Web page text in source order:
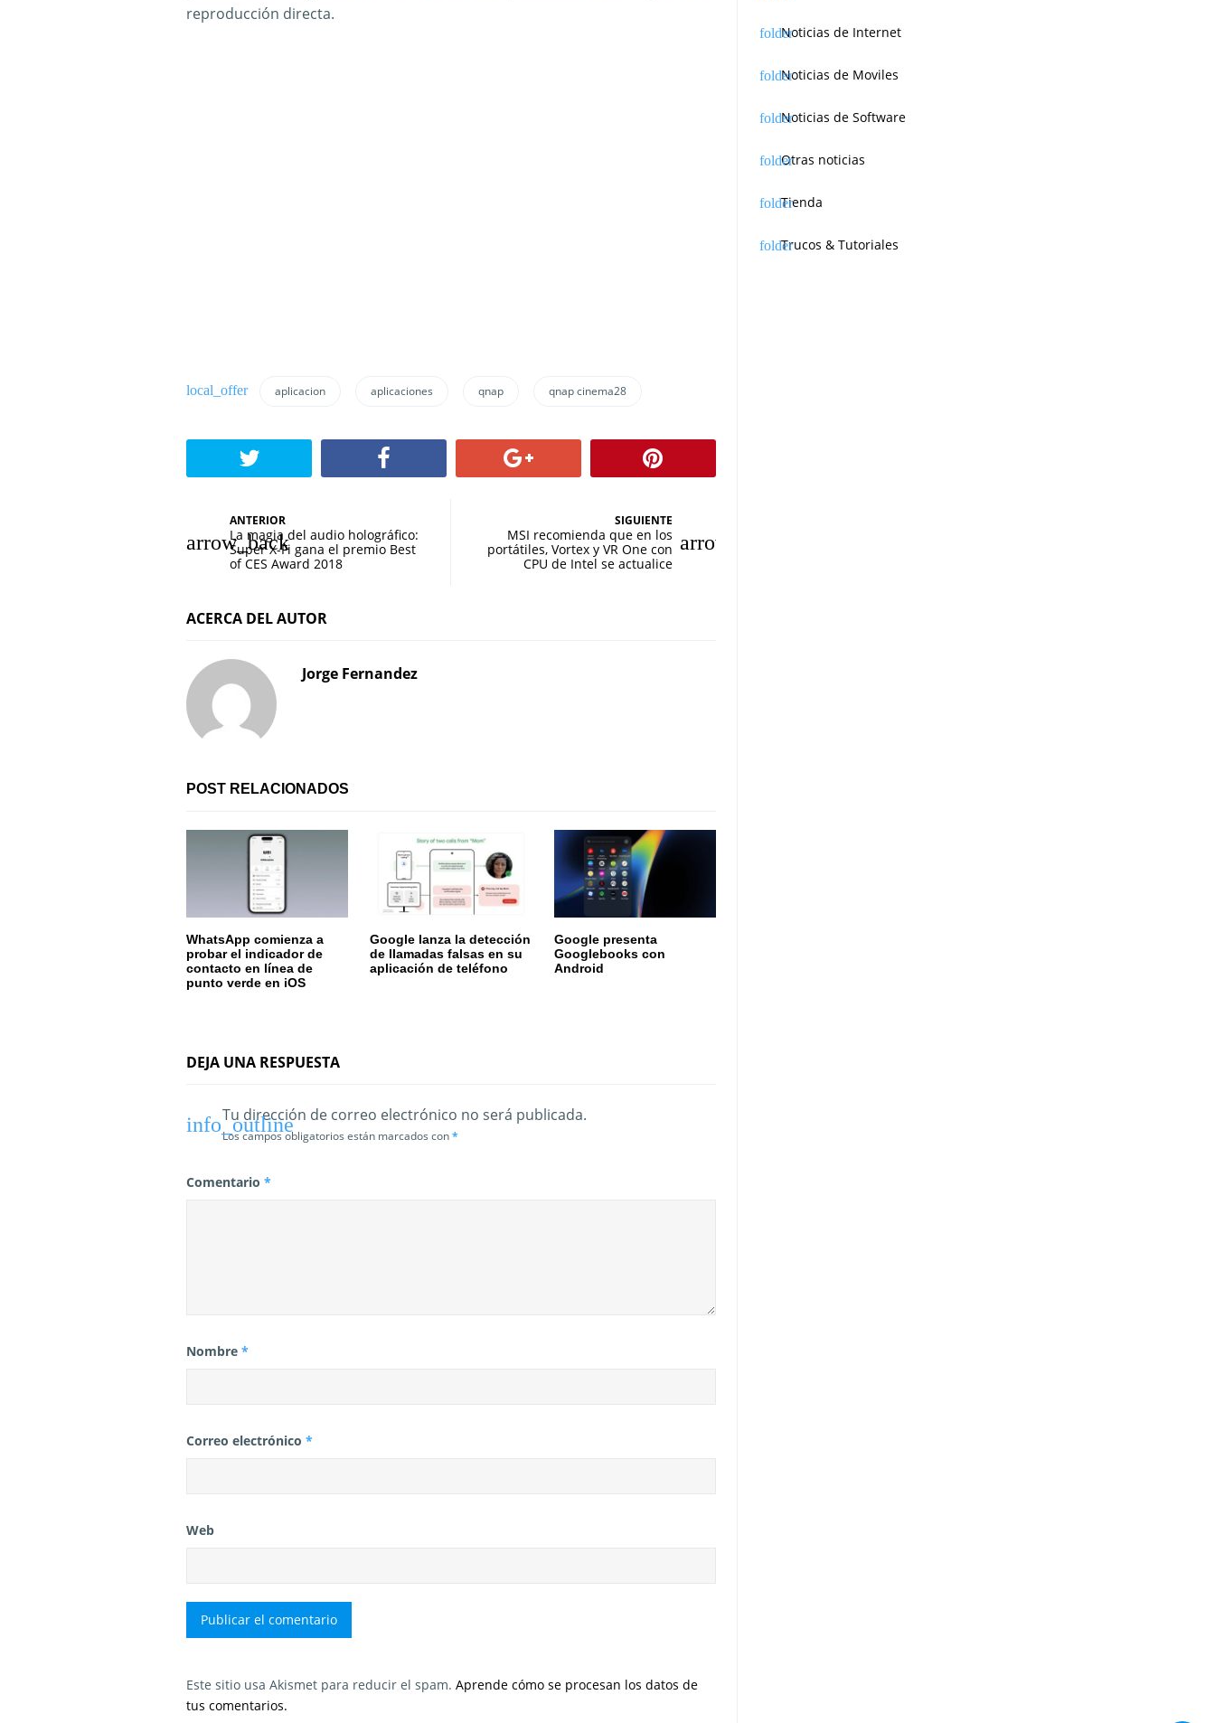
reproducción directa.
aplicacion aplicaciones qnap qnap cinema28
a
e
a
c
ó
n
e
n
t
a
a
ANTERIOR
La magia del audio holográfico:
Super X-Fi gana el premio Best
of CES Award 2018
SIGUIENTE
MSI recomienda que en los
portátiles, Vortex y VR One con
CPU de Intel se actualice
ACERCA DEL AUTOR
Jorge Fernandez
POST RELACIONADOS
WhatsApp comienza a
probar el indicador de
contacto en línea de
punto verde en iOS
Google lanza la detección
de llamadas falsas en su
aplicación de teléfono
Google presenta
Googlebooks con
Android
DEJA UNA RESPUESTA
Tu dirección de correo electrónico no será publicada.
Los campos obligatorios están marcados con*
Comentario *
Nombre *
Correo electrónico *
Web
Este sitio usa Akismet para reducir el spam. Aprende cómo se procesan los datos de
tus comentarios.
Noticias de Internet
Noticias de Moviles
Noticias de Software
Otras noticias
Tienda
Trucos & Tutoriales